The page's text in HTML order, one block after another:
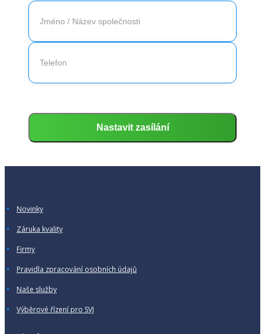
Novinky
Záruka kvality
Firmy
Pravidla zpracování osobních údajů
Naše služby
Výběrové řízení pro SVJ